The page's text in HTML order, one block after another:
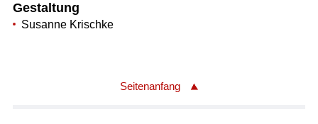
Gestaltung
Susanne Krischke
Seitenanfang